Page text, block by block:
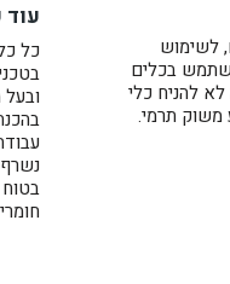
יפה לאנשים
אחד.
כל
ובעל
נשרף
לשימוש
בכלים
להניח כלי
תרמי.